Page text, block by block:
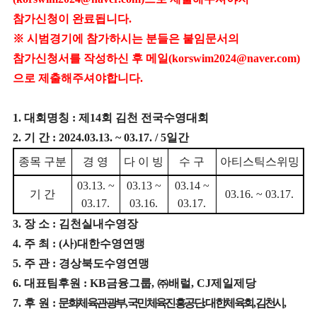
참가신청이 완료됩니다.
※ 시범경기에 참가하시는 분들은 붙임문서의
참가신청서를 작성하신 후 메일(korswim2024@naver.com)
으로 제출해주셔야합니다.
1. 대회명칭 : 제 14회 김천 전국수영대회
2. 기 간 : 2024.03.13. ~ 03.17. / 5일간
종목 구분 경 영 다 이 빙 수 구 아티스틱스위밍
기 간
03.13. ~
03.17.
03.13 ~
03.16.
03.14 ~
03.17.
03.16. ~ 03.17.
3. 장 소 : 김천실내수영장
4. 주 최 : (사)대한수영연맹
5. 주 관 : 경상북도수영연맹
6. 대표팀후원 : KB금융그룹, ㈜배럴, CJ제일제당
7. 후 원 : 문화체육관광부,국민체육진흥공단,대한체육회,김천시 ,